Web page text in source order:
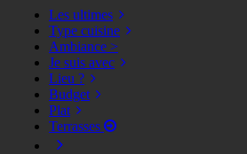
Les ultimes
Type cuisine
Ambiance >
Je suis avec
Lieu ?
Budget
Plat
Terrasses